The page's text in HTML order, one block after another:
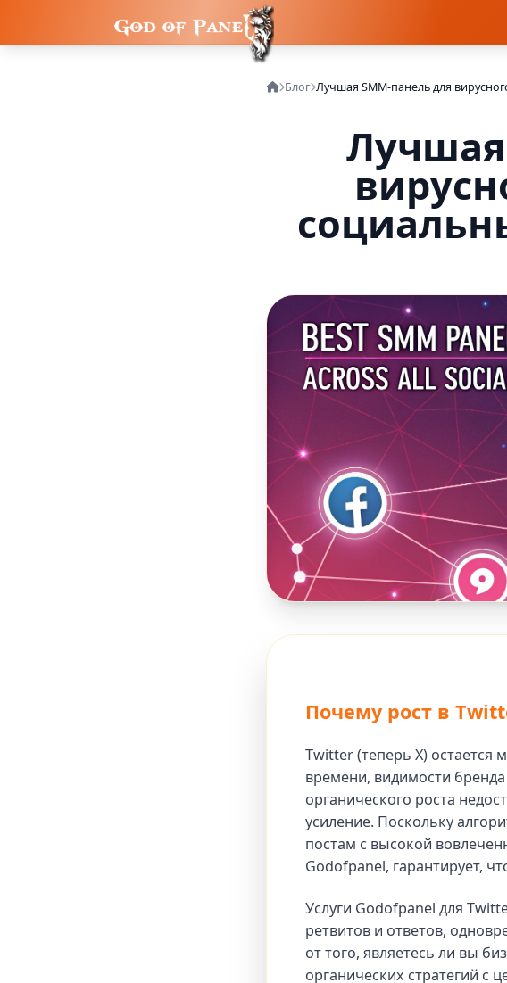
Блог
Лучшая
Почему рост в
Twitter (теперь X)
времени, видимости бренда
органического роста
усиление. Поскольку
постам с высокой
Godofpanel, гарантирует,
Услуги Godofpanel для
ретвитов и ответов,
от того, являетесь ли вы
органических стратегий с